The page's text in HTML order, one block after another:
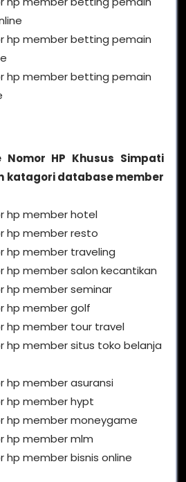
hp member betting pemain
hp member betting pemain
HP Khusus Simpati
katagori database member
hp member hotel
hp member resto
hp member traveling
hp member salon kecantikan
hp member seminar
hp member golf
hp member tour travel
hp member situs toko belanja
hp member asuransi
hp member hypt
hp member moneygame
hp member mlm
hp member bisnis online